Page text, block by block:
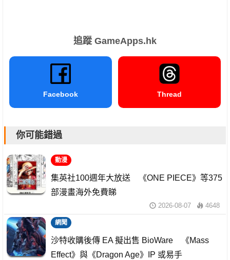
追蹤 GameApps.hk
Facebook Thread
你可能錯過
動漫
集英社100週年大放送 《ONE PIECE》等375
部漫畫海外免費睇
2026-08-07 4648
網聞
沙特收購後傳 EA 擬出售 BioWare 《Mass
Effect》與《Dragon Age》IP 或易手